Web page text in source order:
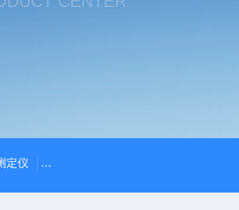
定仪 SCK-H玻璃瓶耐热冲击检测仪 赛成仪器